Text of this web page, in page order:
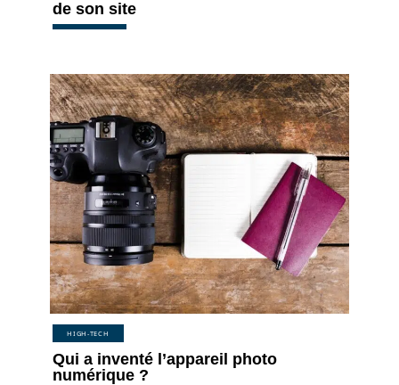
de son site
HIGH-TECH
Qui a inventé l’appareil photo
numérique ?